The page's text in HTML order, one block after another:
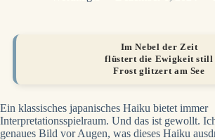
Im Nebel der Zeit
flüstert die Ewigkeit still
Frost glitzert am See
Ein klassisches japanisches Haiku bietet immer
Interpretationsspielraum. Und das ist gewollt.
genaues Bild vor Augen, was dieses Haiku